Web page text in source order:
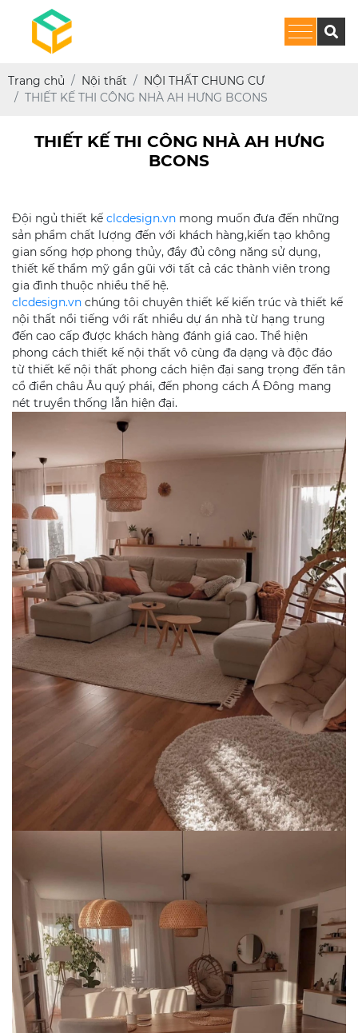
Trang chủ Nội thất
NỘI THẤT CHUNG CƯ
THIẾT KẾ THI CÔNG NHÀ AH HƯNG BCONS
THIẾT KẾ THI CÔNG NHÀ AH HƯNG
BCONS
Đội ngủ thiết kế clcdesign.vn mong muốn đưa đến những
sản phẩm chất lượng đến với khách hàng,kiến tạo không
gian sống hợp phong thủy, đầy đủ công năng sử dụng,
thiết kế thẩm mỹ gần gũi với tất cả các thành viên trong
gia đình thuộc nhiều thế hệ.
clcdesign.vn chúng tôi chuyên thiết kế kiến trúc và thiết kế
nội thất nổi tiếng với rất nhiều dự án nhà từ hạng trung
đến cao cấp được khách hàng đánh giá cao. Thể hiện
phong cách thiết kế nội thất vô cùng đa dạng và độc đáo
từ thiết kế nội thất phong cách hiện đại sang trọng đến tân
cổ điển châu Âu quý phái, đến phong cách Á Đông mang
nét truyền thống lẫn hiện đại.